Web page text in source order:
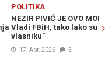
odgovornost je na
Željezare novom